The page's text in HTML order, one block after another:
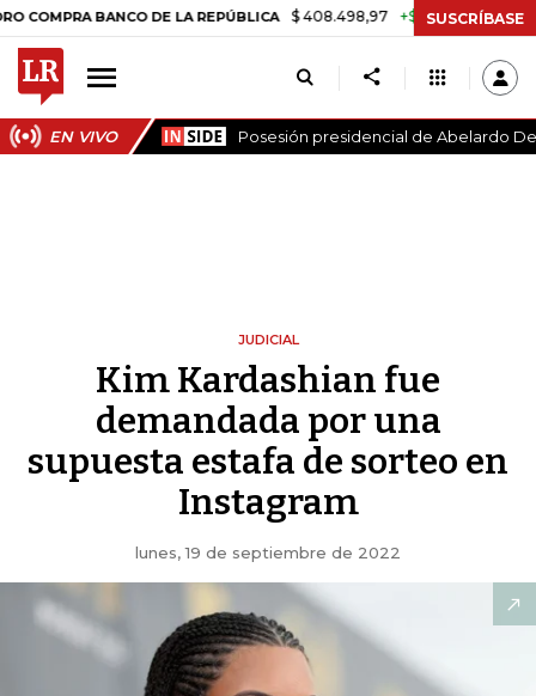
BANCO DE LA REPÚBLICA $ 408.498,97 +$ 8.753,81 +2,19%
SUSCRÍBASE
EN VIVO Posesión presidencial de Abelardo
JUDICIAL
Kim Kardashian fue
demandada por una
supuesta estafa de sorteo en
Instagram
lunes, 19 de septiembre de 2022